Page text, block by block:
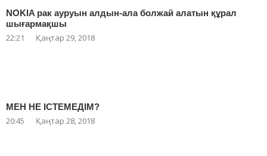
NOKIA рак ауруын алдын-ала болжай алатын құрал
шығармақшы
22:21 Қаңтар 29, 2018
МЕН НЕ ІСТЕМЕДІМ?
20:45 Қаңтар 28, 2018